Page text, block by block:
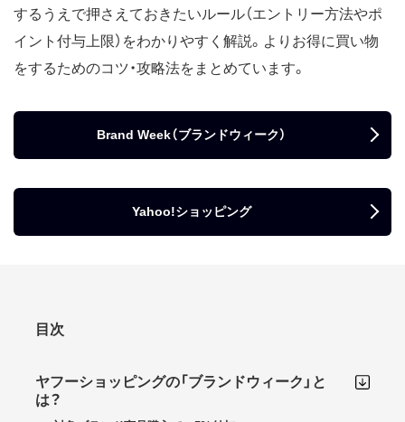
するうえで押さえておきたいルール（エントリー方法やポ
イント付与上限）をわかりやすく解説。よりお得に買い物
をするためのコツ・攻略法をまとめています。
Brand Week（ブランドウィーク）
Yahoo!ショッピング
目次
ヤフーショッピングの「ブランドウィーク」と
は？